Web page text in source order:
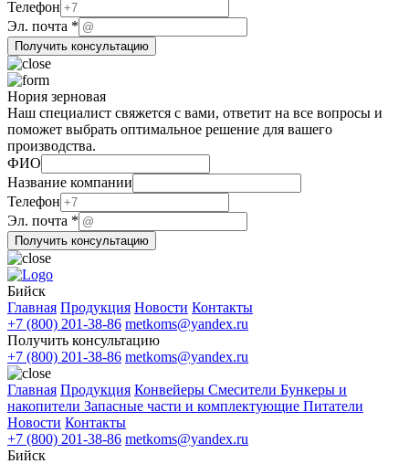
Название
ФИО
почта
Телефон
Эл. почта *
Получить консультацию
Нория зерновая
Наш специалист свяжется с вами, ответит на все вопросы и
поможет выбрать оптимальное решение для вашего
производства.
Телефон
почта
Эл.
ФИО
Название компании
Телефон
Эл. почта *
Получить консультацию
Бийск
Главная Продукция Новости Контакты
+7 (800) 201-38-86 metkoms@yandex.ru
Получить консультацию
+7 (800) 201-38-86 metkoms@yandex.ru
Главная Продукция Конвейеры Смесители Бункеры и
накопители Запасные части и комплектующие Питатели
Новости Контакты
+7 (800) 201-38-86 metkoms@yandex.ru
Бийск